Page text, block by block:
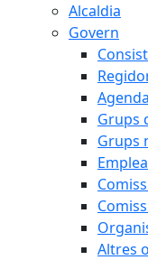
Alcaldia
Govern
Grups
Grups
Altres